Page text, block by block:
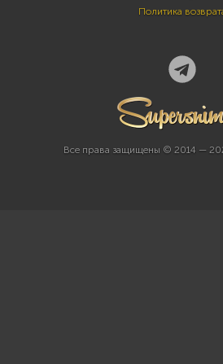
Политика
Все права защищены © 2014 —